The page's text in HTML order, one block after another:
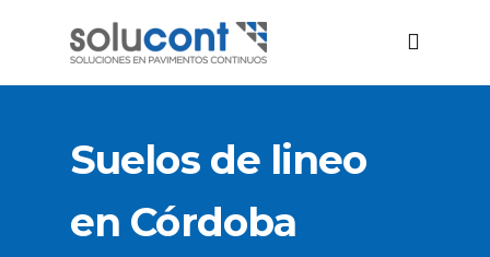
Suelos de lineo
en Córdoba